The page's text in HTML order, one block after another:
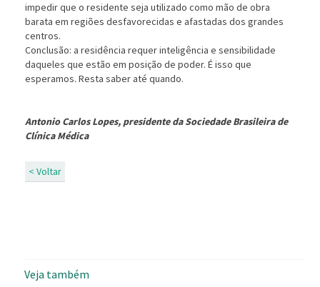
impedir que o residente seja utilizado como mão de obra
barata em regiões desfavorecidas e afastadas dos grandes
centros.
Conclusão: a residência requer inteligência e sensibilidade
daqueles que estão em posição de poder. É isso que
esperamos. Resta saber até quando.
Antonio Carlos Lopes, presidente da Sociedade Brasileira de
Clínica Médica
< Voltar
Veja também